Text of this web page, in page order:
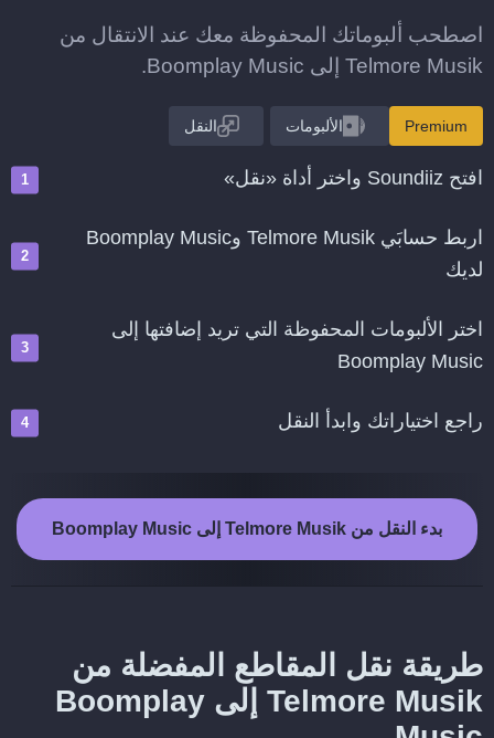
اصطحب ألبوماتك المحفوظة معك عند الانتقال من
Telmore Musik إلى Boomplay Music.
Premium الألبومات النقل
افتح Soundiiz واختر أداة «نقل»
اربط حسابَي Telmore Musik وBoomplay Music
لديك
اختر الألبومات المحفوظة التي تريد إضافتها إلى
Boomplay Music
راجع اختياراتك وابدأ النقل
بدء النقل من Telmore Musik إلى Boomplay Music
طريقة نقل المقاطع المفضلة من
Telmore Musik إلى Boomplay